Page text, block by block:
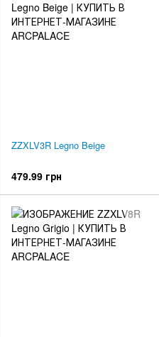
ZZXLV3R Legno Beige
479.99 грн